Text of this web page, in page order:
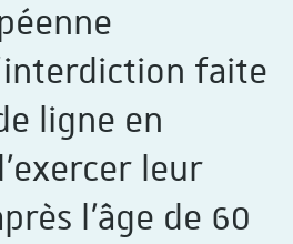
faite
ligne en
leur
l'âge de 60